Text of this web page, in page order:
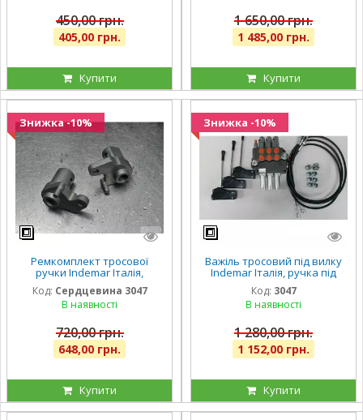
450,00 грн.
405,00 грн.
Купити
1 650,00 грн.
1 485,00 грн.
Купити
Знижка -10%
Ремкомплект тросової
ручки Indemar Італія,
серцевина ручки під трос
3047
Код: Сердцевина 3047
В наявності
720,00 грн.
648,00 грн.
Купити
Знижка -10%
Важіль тросовий під вилку
Indemar Італія, ручка під
трос 3047
Код: 3047
В наявності
1 280,00 грн.
1 152,00 грн.
Купити